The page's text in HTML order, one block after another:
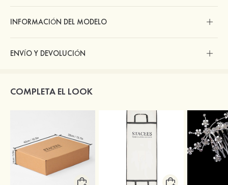
INFORMACIÓN DEL MODELO
ENVÍO Y DEVOLUCIÓN
COMPLETA EL LOOK